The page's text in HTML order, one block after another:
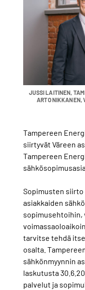
JUSSI LAITINEN,
ARTO NIKKANEN,
Tampereen
siirtyvät Väreen
Tampereen
Sopimusten siirto
asiakkaiden
sopimusehtoihin,
tarvitse tehdä
osalta.
sähkönmyynnin
laskutusta
palvelut ja